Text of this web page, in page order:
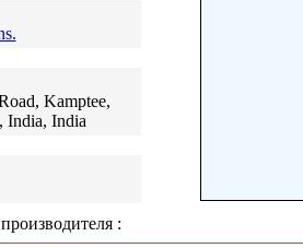
Kamptee,
India, India
: